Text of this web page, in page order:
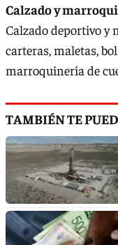
Calzado y
Calzado deportivo y
carteras, maletas,
marroquinería de
TAMBIÉN TE